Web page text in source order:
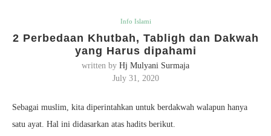
Info Islami
2 Perbedaan Khutbah, Tabligh dan Dakwah
yang Harus dipahami
written by Hj Mulyani Surmaja
July 31, 2020
Sebagai muslim, kita diperintahkan untuk berdakwah walapun hanya
satu ayat. Hal ini didasarkan atas hadits berikut.